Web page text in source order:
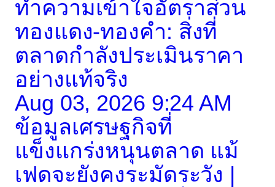
ทำความเข้าใจอัตราส่วน
ทองแดง-ทองคำ: สิ่งที่
ตลาดกำลังประเมินราคา
อย่างแท้จริง
Aug 03, 2026 9:24 AM
ข้อมูลเศรษฐกิจที่
แข็งแกร่งหนุนตลาด แม้
เฟดจะยังคงระมัดระวัง |